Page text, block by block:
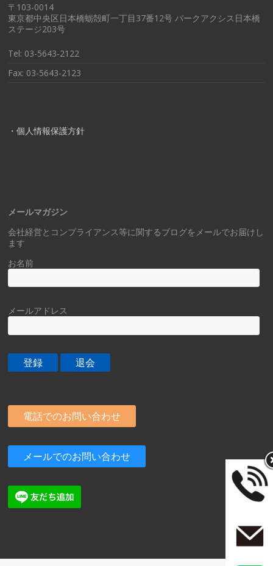
〒103-0014
東京都中央区日本橋蛎殻町一丁目37番12号 パークアクシス日本橋
ステージ203号
Tel: 03-5643-2122
Fax: 03-5643-2123
・個人情報保護方針
メールマガジン
会社経営とコンプライアンス等に関するブログをメールでお届けし
ます
お名前
メールアドレス
電話でのお問い合わせ
メールでのお問い合わせ